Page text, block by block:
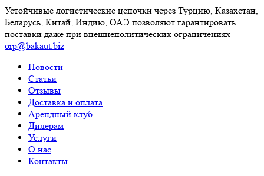
Устойчивые логистические цепочки через Турцию, Казахстан,
Беларусь, Китай, Индию, ОАЭ позволяют гарантировать
поставки даже при внешнеполитических ограничениях
orp@bakaut.biz
Новости
Статьи
Отзывы
Доставка и оплата
Арендный клуб
Дилерам
Услуги
О нас
Контакты